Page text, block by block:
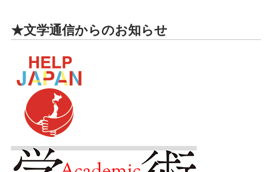
★文学通信からのお知らせ